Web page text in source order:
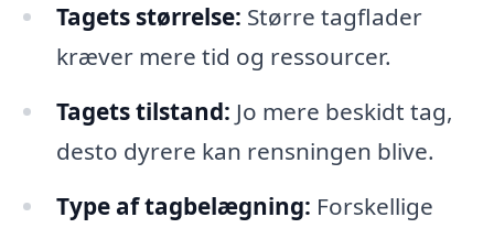
Tagets størrelse: Større tagflader
kræver mere tid og ressourcer.
Tagets tilstand: Jo mere beskidt tag,
desto dyrere kan rensningen blive.
Type af tagbelægning: Forskellige